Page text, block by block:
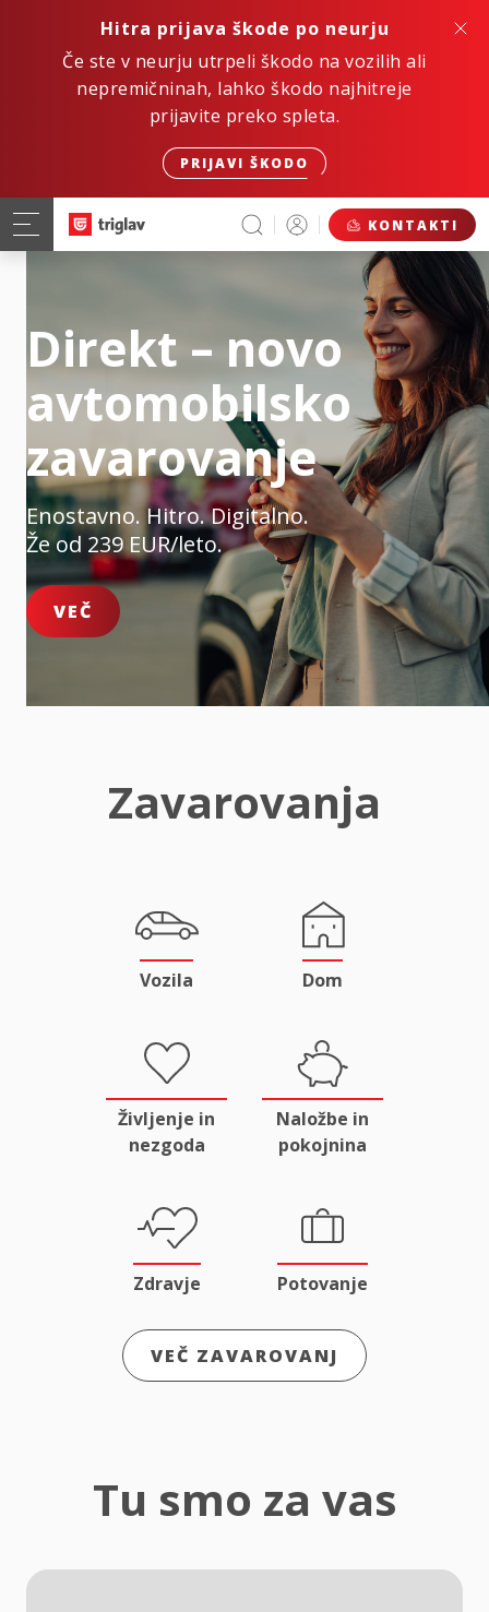
Hitra prijava škode po neurju
Če ste v neurju utrpeli škodo na vozilih ali
nepremičninah, lahko škodo najhitreje
prijavite preko spleta.
PRIJAVI ŠKODO
KONTAKTI
Direkt – novo
avtomobilsko
zavarovanje
Enostavno. Hitro. Digitalno.
Že od 239 EUR/leto.
VEČ
Zavarovanja
Vozila Dom
Življenje in
nezgoda
Naložbe in
pokojnina
Zdravje Potovanje
VEČ ZAVAROVANJ
Tu smo za vas